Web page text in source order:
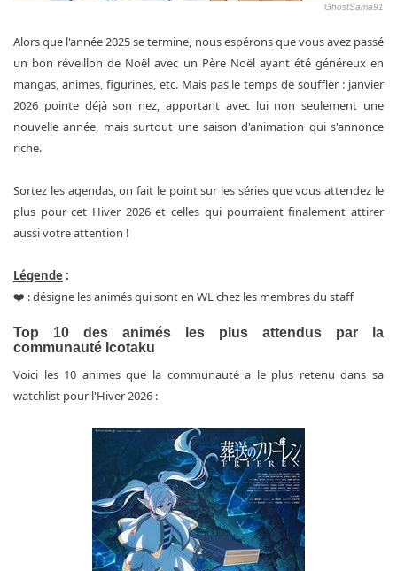
GhostSama91
Alors que l'année 2025 se termine, nous espérons que vous avez passé
un bon réveillon de Noël avec un Père Noël ayant été généreux en
mangas, animes, figurines, etc. Mais pas le temps de souffler : janvier
2026 pointe déjà son nez, apportant avec lui non seulement une
nouvelle année, mais surtout une saison d'animation qui s'annonce
riche.
Sortez les agendas, on fait le point sur les séries que vous attendez le
plus pour cet Hiver 2026 et celles qui pourraient finalement attirer
aussi votre attention !
Légende :
❤️ : désigne les animés qui sont en WL chez les membres du staff
Top 10 des animés les plus attendus par la
communauté Icotaku
Voici les 10 animes que la communauté a le plus retenu dans sa
watchlist pour l'Hiver 2026 :